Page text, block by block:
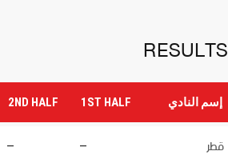
RESULTS
إسم النادي 1ST HALF
2ND HALF
قطر —
—